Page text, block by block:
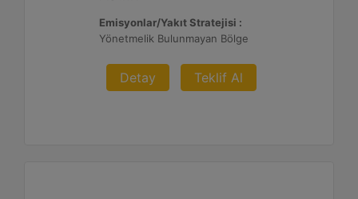
Emisyonlar/Yakıt Stratejisi :
Yönetmelik Bulunmayan Bölge
Detay Teklif Al